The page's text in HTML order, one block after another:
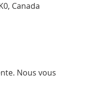
Canada
Nous vous